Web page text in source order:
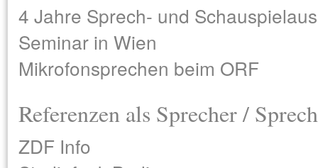
4 Jahre Sprech- und
Seminar in Wien
Mikrofonsprechen beim ORF
Referenzen als Sprecher /
ZDF Info